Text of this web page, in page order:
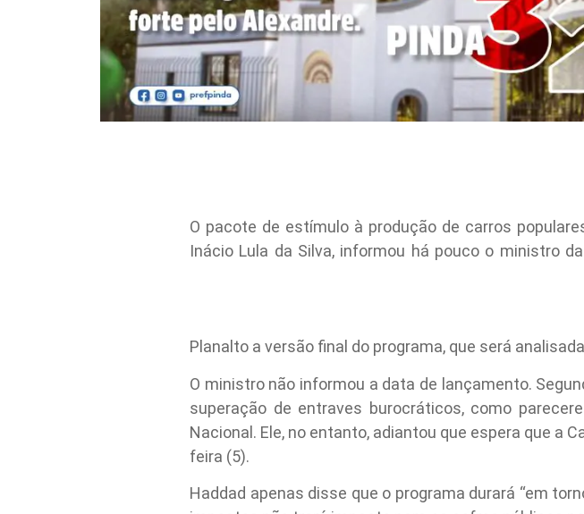
O pacote de estímulo à produção de carros
Inácio Lula da Silva, informou há pouco o ministro
Planalto a versão final do programa, que será
O ministro não informou a data de lançamento.
superação de entraves burocráticos, como
Nacional. Ele, no entanto, adiantou que espera que a
feira (5).
Haddad apenas disse que o programa durará “em